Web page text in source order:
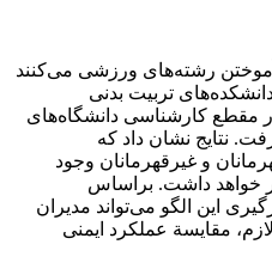
رشته‌های ورزشی می‌کنند
تربیت بدنی
دولتی تهران است. روش تحقیق به‌صورت توصیفی – میدانی بود. جامعة آماری شامل 541 دانشجوی سال آخر تربیت بدنی بود که در نیمسال دوم سال 87 – 1386 در مقطع کارشناسی دانشگاه‌های
نتایج نشان داد که
و غیرقهرمانان وجود
خواهد داشت. براساس
این الگو می‌تواند مدیران
مقایسة عملکرد ایمنی